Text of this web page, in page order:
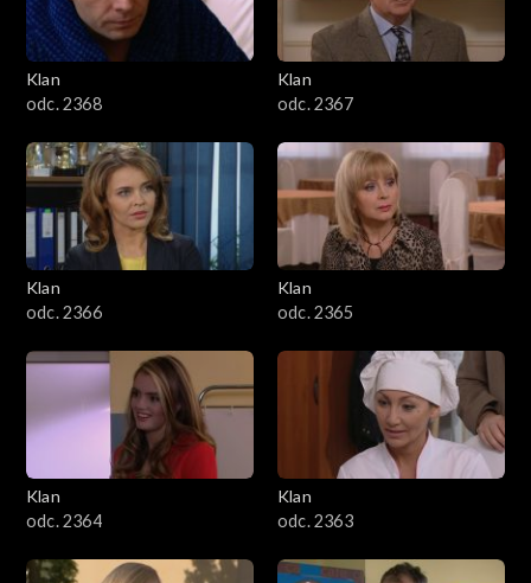
Klan
odc. 2368
Klan
odc. 2367
Klan
odc. 2366
Klan
odc. 2365
Klan
odc. 2364
Klan
odc. 2363